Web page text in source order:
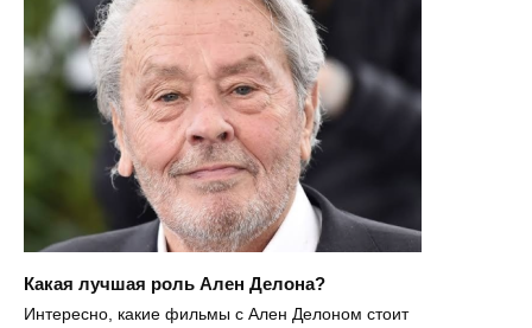
Какая лучшая роль Ален Делона?
Интересно, какие фильмы с Ален Делоном стоит